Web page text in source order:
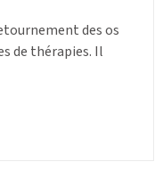
des os
de thérapies. Il